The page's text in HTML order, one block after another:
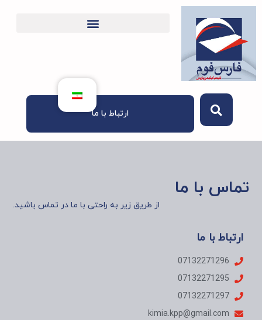
ارتباط با ما
تماس با ما
از طریق زیر به راحتی با ما در تماس باشید.
ارتباط با ما
07132271296
07132271295
07132271297
kimia.kpp@gmail.com